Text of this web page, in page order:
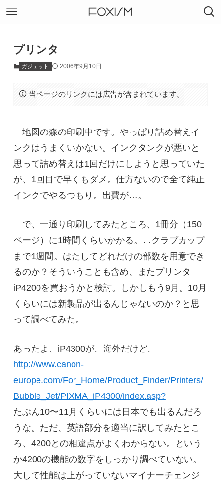
プリンタ
ガジェット 2006年9月10日
当ページのリンクには広告が含まれています。
地図の森の印刷中です。やっぱり詰め替えイ
ンクはうまくいかない。インクタンクが悪いと
思って詰め替えは1回だけにしようと思っていた
が、1回目で早くもダメ。仕方ないので全て純正
インクでやるつもり。出費が…。
で、一通り印刷してみたところ、1冊分（150
ページ）に1時間くらいかかる。…クラブカップ
まで1週間。はたしてどれだけの部数を用意でき
るのか？そういうことも含め、またプリンタ
iP4200を買おうかと検討。しかしもう9月。10月
くらいには新製品が出るんじゃないのか？と思
って調べてみた。
あったよ、iP4300が。海外だけど。
http://www.canon-
europe.com/For_Home/Product_Finder/Printers/
Bubble_Jet/PIXMA_iP4300/index.asp?
たぶん10〜11月くらいには日本でも出るんだろ
うな。ただ、英語部分を適当に訳してみたとこ
ろ、4200との相違点がよくわからない。という
か4200の機能の数字をしっかり調べていない。
大して性能は上がっていないマイナーチェンジ